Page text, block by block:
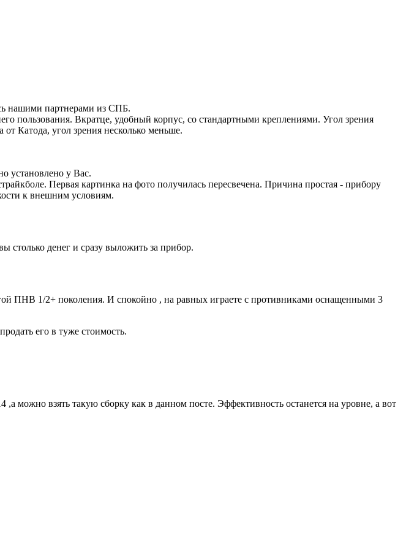
нашими партнерами из СПБ.
пользования. Вкратце, удобный корпус, со стандартными креплениями. Угол зрения
Катода, угол зрения несколько меньше.
установлено у Вас.
Первая картинка на фото получилась пересвечена. Причина простая - прибору
к внешним условиям.
денег и сразу выложить за прибор.
ПНВ 1/2+ поколения. И спокойно , на равных играете с противниками оснащенными 3
его в туже стоимость.
можно взять такую сборку как в данном посте. Эффективность останется на уровне, а вот